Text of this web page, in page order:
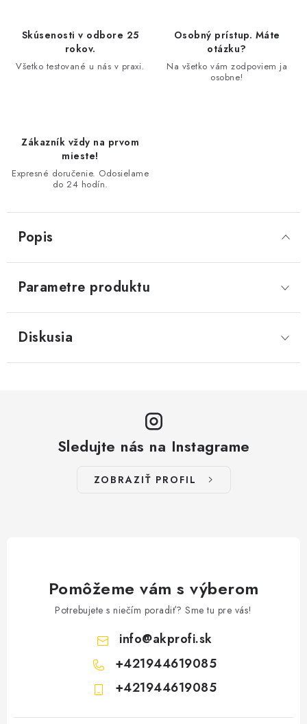
Skúsenosti v odbore 25
rokov.
Všetko testované u nás v praxi.
Osobný prístup. Máte
otázku?
Na všetko vám zodpoviem ja
osobne!
Zákazník vždy na prvom
mieste!
Expresné doručenie. Odosielame
do 24 hodín.
Popis
Parametre produktu
Diskusia
Sledujte nás na Instagrame
ZOBRAZIŤ PROFIL
Pomôžeme vám s výberom
Potrebujete s niečím poradiť? Sme tu pre vás!
info@akprofi.sk
+421944619085
+421944619085